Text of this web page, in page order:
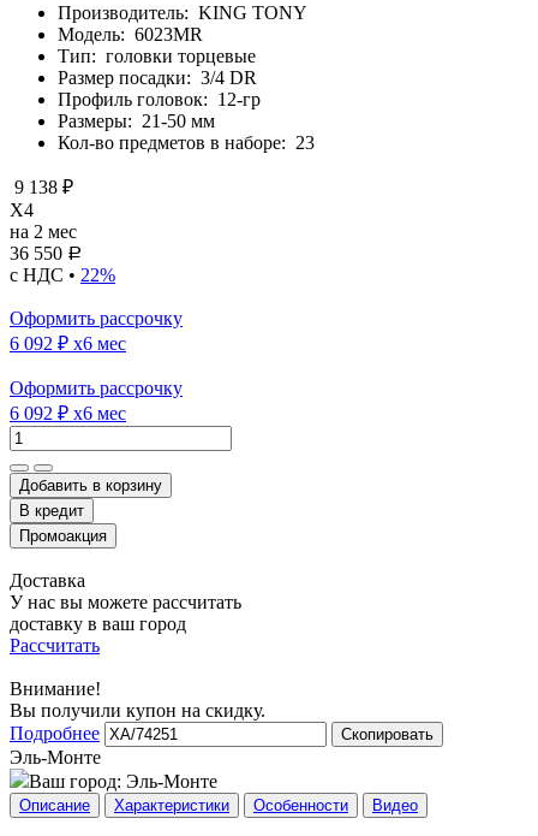
Производитель: KING TONY
Модель: 6023MR
Тип: головки торцевые
Размер посадки: 3/4 DR
Профиль головок: 12-гр
Размеры: 21-50 мм
Кол-во предметов в наборе: 23
9 138 ₽
X4
на 2 мес
36 550 Р
с НДС • 22%
Оформить рассрочку
6 092 ₽ x6 мес
Оформить рассрочку
6 092 ₽ x6 мес
Добавить в корзину
Доставка
У нас вы можете рассчитать
доставку в ваш город
Рассчитать
Внимание!
Вы получили купон на скидку.
Подробнее
Скопировать
Эль-Монте
Ваш город: Эль-Монте
Описание Характеристики Особенности Видео